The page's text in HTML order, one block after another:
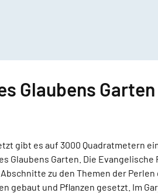
Glaubens Garten
gibt es auf 3000 Quadratmetern
Glaubens Garten. Die
zu den Themen der Perlen
gebaut und Pflanzen gesetzt. Im